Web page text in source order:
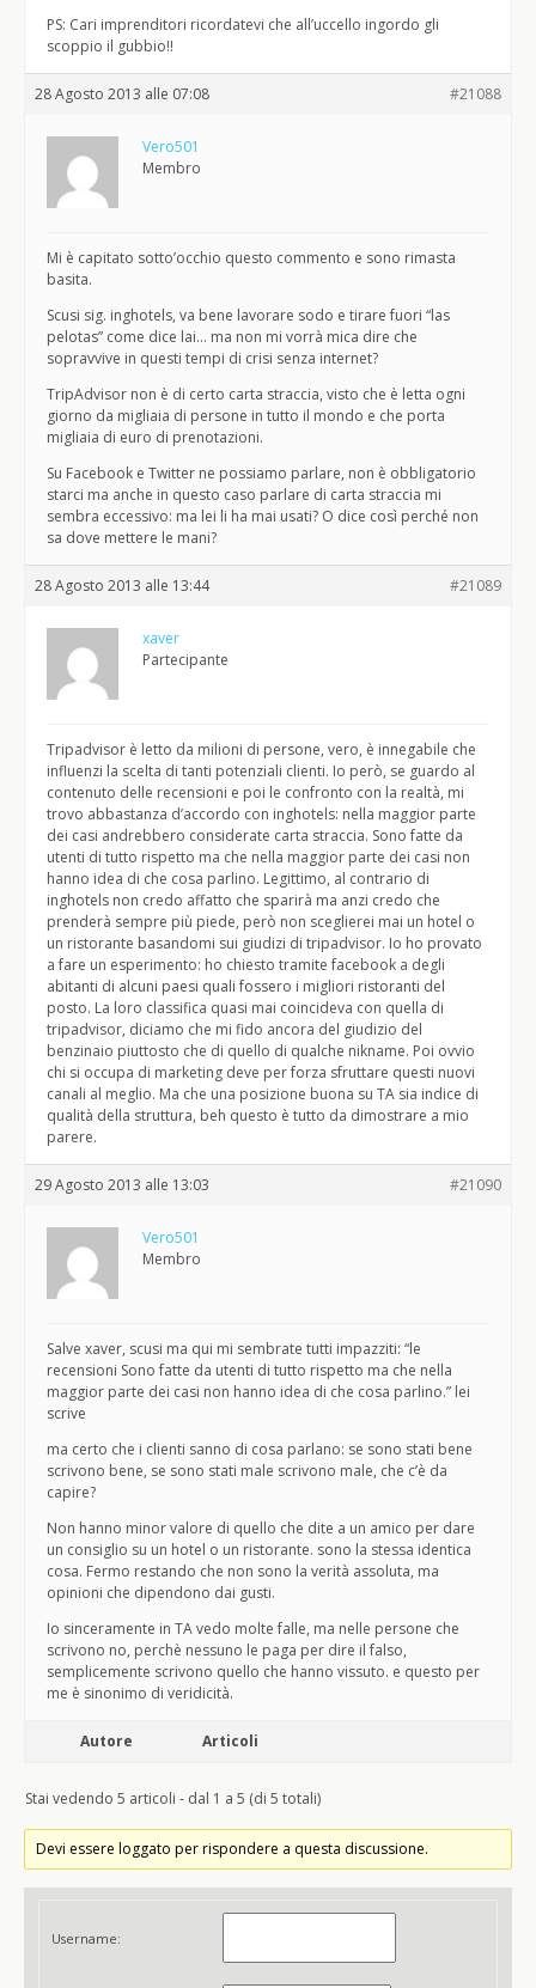
PS: Cari imprenditori ricordatevi che all’uccello ingordo gli
scoppio il gubbio!!
28 Agosto 2013 alle 07:08 #21088
Vero501
Membro
Mi è capitato sotto’occhio questo commento e sono rimasta
basita.
Scusi sig. inghotels, va bene lavorare sodo e tirare fuori “las
pelotas” come dice lai… ma non mi vorrà mica dire che
sopravvive in questi tempi di crisi senza internet?
TripAdvisor non è di certo carta straccia, visto che è letta ogni
giorno da migliaia di persone in tutto il mondo e che porta
migliaia di euro di prenotazioni.
Su Facebook e Twitter ne possiamo parlare, non è obbligatorio
starci ma anche in questo caso parlare di carta straccia mi
sembra eccessivo: ma lei li ha mai usati? O dice così perché non
sa dove mettere le mani?
28 Agosto 2013 alle 13:44 #21089
xaver
Partecipante
Tripadvisor è letto da milioni di persone, vero, è innegabile che
influenzi la scelta di tanti potenziali clienti. Io però, se guardo al
contenuto delle recensioni e poi le confronto con la realtà, mi
trovo abbastanza d’accordo con inghotels: nella maggior parte
dei casi andrebbero considerate carta straccia. Sono fatte da
utenti di tutto rispetto ma che nella maggior parte dei casi non
hanno idea di che cosa parlino. Legittimo, al contrario di
inghotels non credo affatto che sparirà ma anzi credo che
prenderà sempre più piede, però non sceglierei mai un hotel o
un ristorante basandomi sui giudizi di tripadvisor. Io ho provato
a fare un esperimento: ho chiesto tramite facebook a degli
abitanti di alcuni paesi quali fossero i migliori ristoranti del
posto. La loro classifica quasi mai coincideva con quella di
tripadvisor, diciamo che mi fido ancora del giudizio del
benzinaio piuttosto che di quello di qualche nikname. Poi ovvio
chi si occupa di marketing deve per forza sfruttare questi nuovi
canali al meglio. Ma che una posizione buona su TA sia indice di
qualità della struttura, beh questo è tutto da dimostrare a mio
parere.
29 Agosto 2013 alle 13:03 #21090
Vero501
Membro
Salve xaver, scusi ma qui mi sembrate tutti impazziti: “le
recensioni Sono fatte da utenti di tutto rispetto ma che nella
maggior parte dei casi non hanno idea di che cosa parlino.” lei
scrive
ma certo che i clienti sanno di cosa parlano: se sono stati bene
scrivono bene, se sono stati male scrivono male, che c’è da
capire?
Non hanno minor valore di quello che dite a un amico per dare
un consiglio su un hotel o un ristorante. sono la stessa identica
cosa. Fermo restando che non sono la verità assoluta, ma
opinioni che dipendono dai gusti.
Io sinceramente in TA vedo molte falle, ma nelle persone che
scrivono no, perchè nessuno le paga per dire il falso,
semplicemente scrivono quello che hanno vissuto. e questo per
me è sinonimo di veridicità.
Autore Articoli
Stai vedendo 5 articoli - dal 1 a 5 (di 5 totali)
Devi essere loggato per rispondere a questa discussione.
Username: